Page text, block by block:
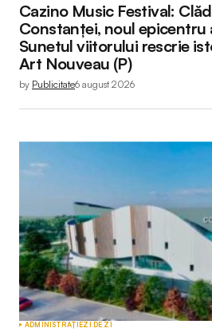
Cazino Music Festival:
Constanței, noul epicentru
Sunetul viitorului rescrie
Art Nouveau (P)
by Publicitate6 august 2026
ADMINISTRAȚIEZI DE ZI